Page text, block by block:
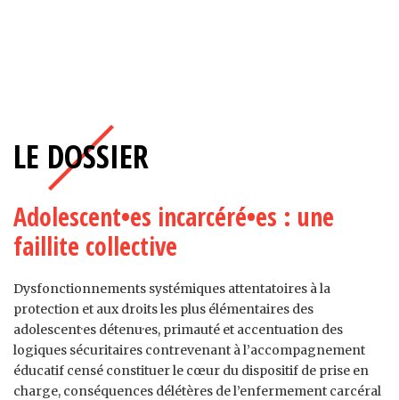
LE DOSSIER
Adolescent•es incarcéré•es : une
faillite collective
Dysfonctionnements systémiques attentatoires à la
protection et aux droits les plus élémentaires des
adolescent·es détenu·es, primauté et accentuation des
logiques sécuritaires contrevenant à l’accompagnement
éducatif censé constituer le cœur du dispositif de prise en
charge, conséquences délétères de l’enfermement carcéral